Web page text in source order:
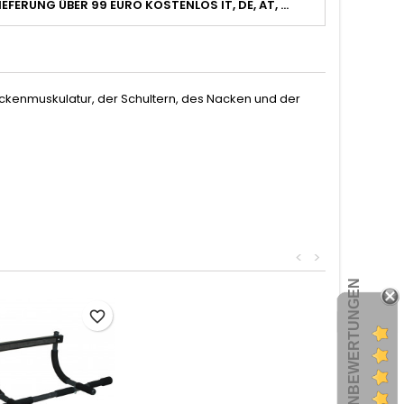
ÜBER 99 EURO KOSTENLOS IT, DE, AT, ...
der Schultern, des Nacken und der
>
<
favorite_border